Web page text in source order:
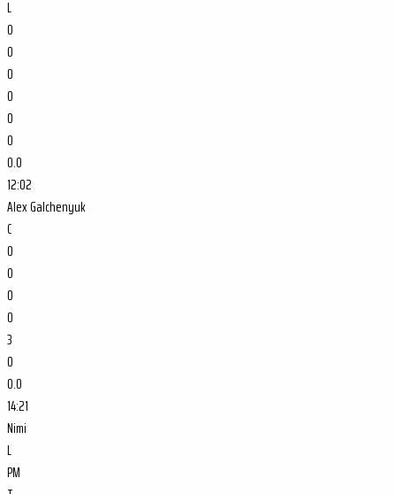
L
0
0
0
0
0
0
0.0
12:02
Alex Galchenyuk
C
0
0
0
0
3
0
0.0
14:21
Nimi
L
PM